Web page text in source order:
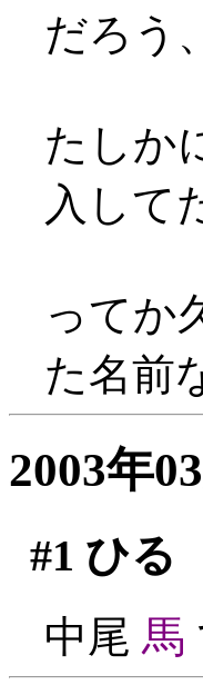
だろう
たしか
入して
ってか
た名前
2003年
#1 ひる
中尾 馬